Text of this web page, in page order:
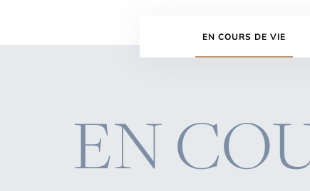
EN COURS DE VIE
EN